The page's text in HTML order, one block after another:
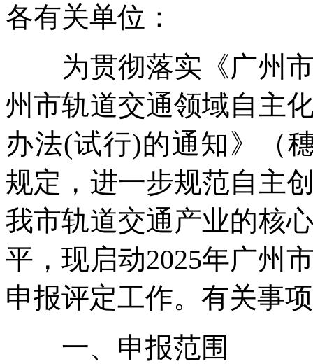
各有关单位：
为贯彻落实《广州市
州市轨道交通领域自主
办法(试行)的通知》（
规定，进一步规范自主
我市轨道交通产业的核
平，现启动2025年广州
申报评定工作。有关事
一、申报范围